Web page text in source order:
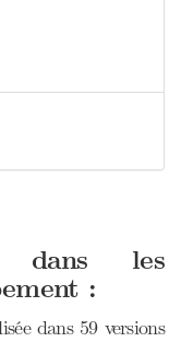
dans les
:
dans 59 versions